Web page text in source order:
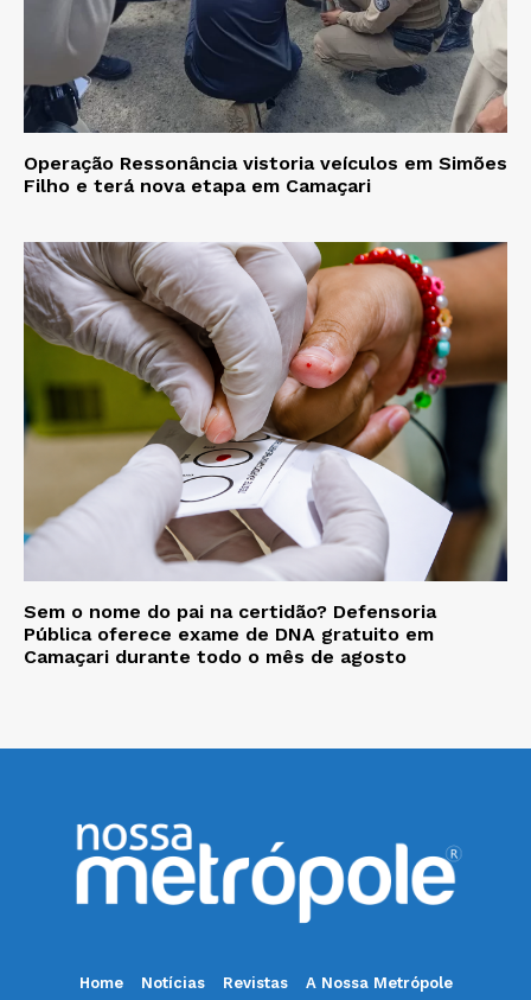
Operação Ressonância vistoria veículos em Simões
Filho e terá nova etapa em Camaçari
Sem o nome do pai na certidão? Defensoria
Pública oferece exame de DNA gratuito em
Camaçari durante todo o mês de agosto
Home Notícias Revistas A Nossa Metrópole